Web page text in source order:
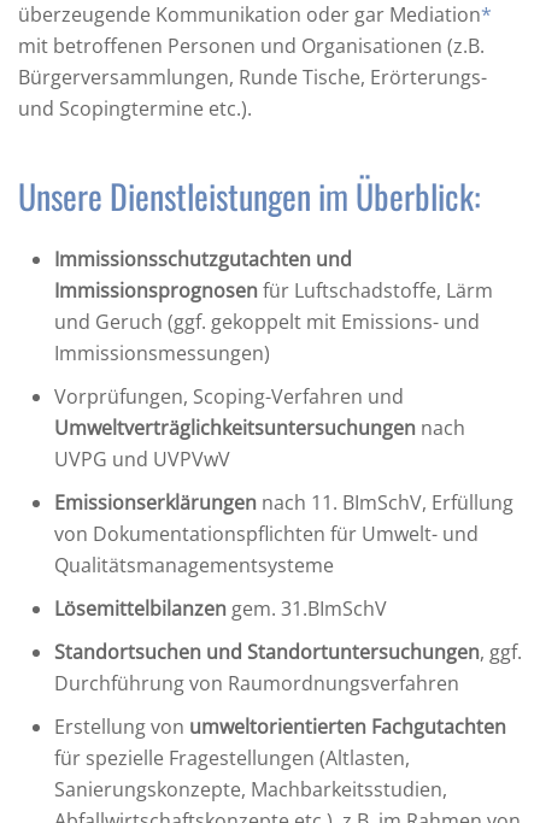
überzeugende Kommunikation oder gar Mediation*
mit betroffenen Personen und Organisationen (z.B.
Bürgerversammlungen, Runde Tische, Erörterungs-
und Scopingtermine etc.).
Unsere Dienstleistungen im Überblick:
Immissionsschutzgutachten und
Immissionsprognosenfür Luftschadstoffe, Lärm
und Geruch (ggf. gekoppelt mit Emissions- und
Immissionsmessungen)
Vorprüfungen, Scoping-Verfahren und
Umweltverträglichkeitsuntersuchungen nach
UVPG und UVPVwV
Emissionserklärungen nach 11. BImSchV, Erfüllung
von Dokumentationspflichten für Umwelt- und
Qualitätsmanagementsysteme
Lösemittelbilanzen gem. 31.BImSchV
Standortsuchen und Standortuntersuchungen, ggf.
Durchführung von Raumordnungsverfahren
Erstellung von umweltorientierten Fachgutachten
für spezielle Fragestellungen (Altlasten,
Sanierungskonzepte, Machbarkeitsstudien,